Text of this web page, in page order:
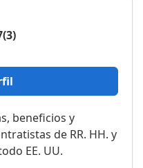
(3)
beneficios y
de RR. HH. y
EE. UU.